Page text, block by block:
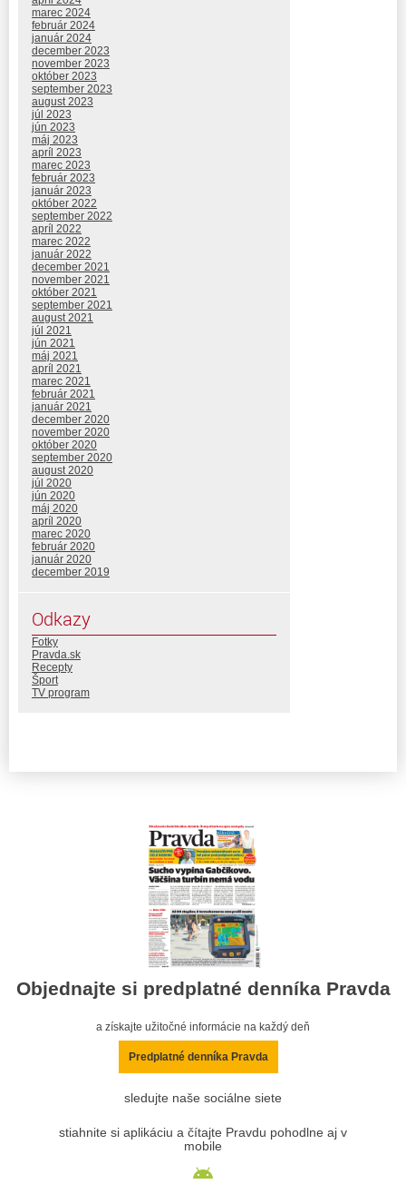
marec 2024
február 2024
január 2024
december 2023
november 2023
október 2023
september 2023
august 2023
júl 2023
jún 2023
máj 2023
apríl 2023
marec 2023
február 2023
január 2023
október 2022
september 2022
apríl 2022
marec 2022
január 2022
december 2021
november 2021
október 2021
september 2021
august 2021
júl 2021
jún 2021
máj 2021
apríl 2021
marec 2021
február 2021
január 2021
december 2020
november 2020
október 2020
september 2020
august 2020
júl 2020
jún 2020
máj 2020
apríl 2020
marec 2020
február 2020
január 2020
december 2019
Odkazy
Fotky
Pravda.sk
Recepty
Šport
TV program
Objednajte si predplatné denníka Pravda
a získajte užitočné informácie na každý deň
Predplatné denníka Pravda
sledujte naše sociálne siete
stiahnite si aplikáciu a čítajte Pravdu pohodlne aj v
mobile